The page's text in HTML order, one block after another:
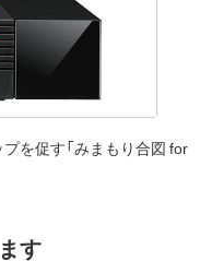
を促す「みまもり合図 for
す